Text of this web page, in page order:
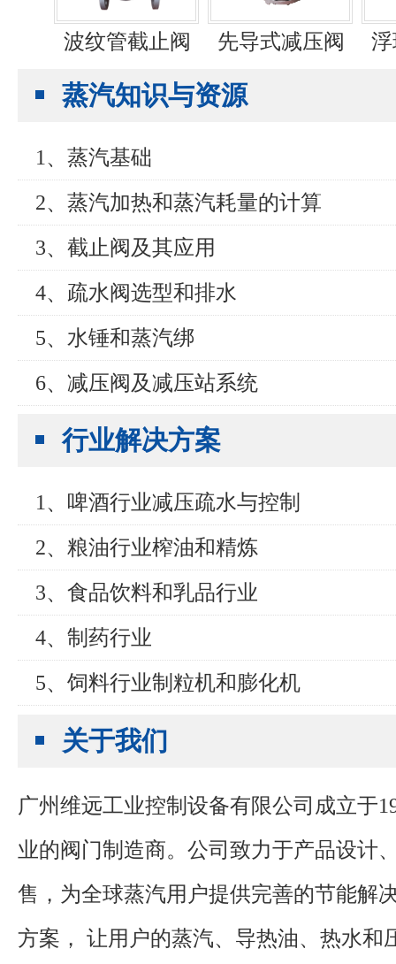
波纹管截止阀 先导式减压阀
蒸汽知识与资源
1、蒸汽基础
2、蒸汽加热和蒸汽耗量的计算
3、截止阀及其应用
4、疏水阀选型和排水
5、水锤和蒸汽绑
6、减压阀及减压站系统
行业解决方案
1、啤酒行业减压疏水与控制
2、粮油行业榨油和精炼
3、食品饮料和乳品行业
4、制药行业
5、饲料行业制粒机和膨化机
关于我们
广州维远工业控制设备有限公司成立于
业的阀门制造商。公司致力于产品设计
售，为全球蒸汽用户提供完善的节能解
方案，
让用户的蒸汽、导热油、热水和